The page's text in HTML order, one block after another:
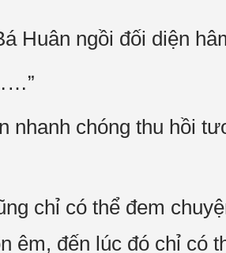
Huân ngồi đối diện
nhanh chóng thu hồi
chỉ có thể đem
êm, đến lúc đó chỉ có